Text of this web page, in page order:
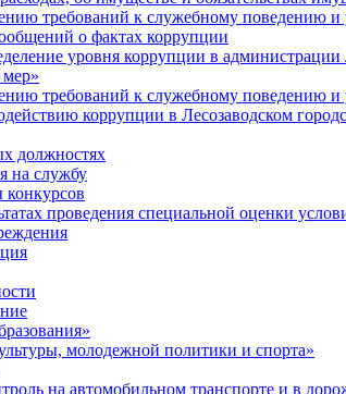
требований к служебному поведению и
о фактах коррупции
уровня коррупции в
требований к служебному поведению
коррупции в Лесозаводском
должностях
на службу
конкурсов
проведения специальной оценки
молодежной политики и спорта»
на автомобильном транспорте и в